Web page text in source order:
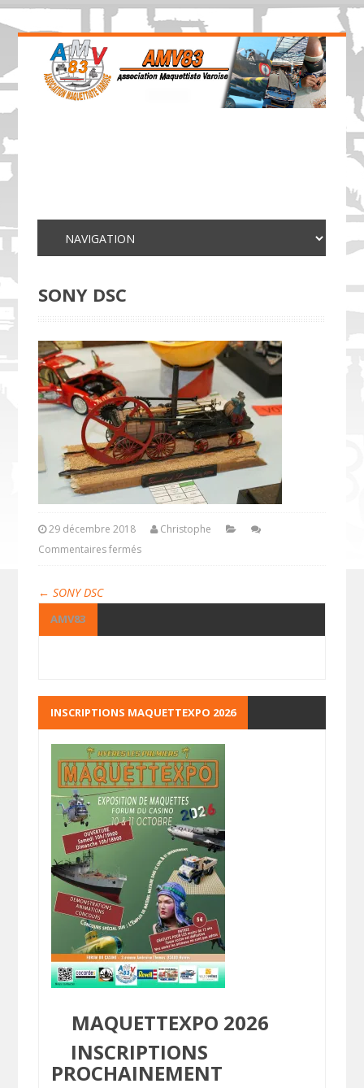
SONY DSC
29 décembre 2018
Christophe
Commentaires fermés
← SONY DSC
AMV83
INSCRIPTIONS MAQUETTEXPO 2026
MAQUETTEXPO 2026
INSCRIPTIONS
PROCHAINEMENT